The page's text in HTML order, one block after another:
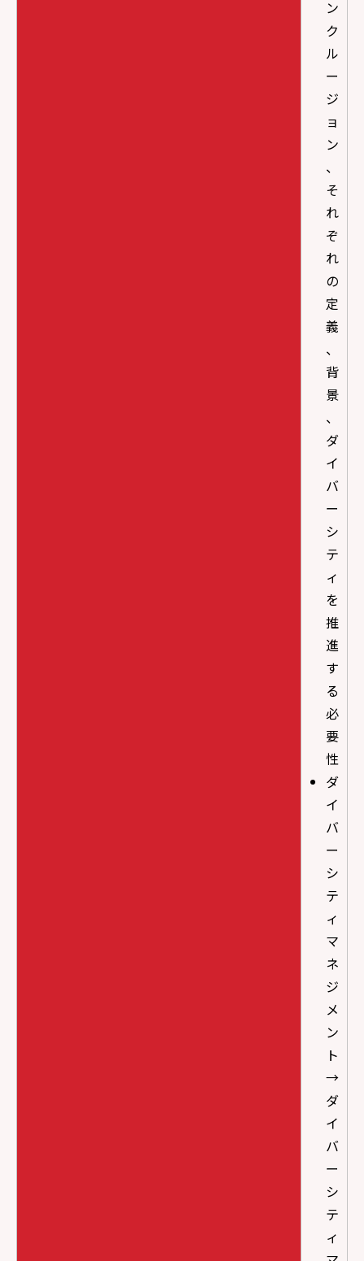
ン
ク
ル
ー
ジ
ョ
ン
、
そ
れ
ぞ
れ
の
定
義
、
背
景
、
ダ
イ
バ
ー
シ
テ
ィ
を
推
進
す
る
必
要
性
ダ
イ
バ
ー
シ
テ
ィ
マ
ネ
ジ
メ
ン
ト
→
ダ
イ
バ
ー
シ
テ
ィ